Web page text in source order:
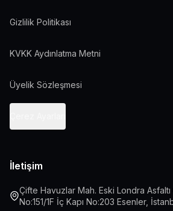
Gizlilik Politikası
KVKK Aydınlatma Metni
Üyelik Sözleşmesi
İletişim
Çifte Havuzlar Mah. Eski Londra
No:151/1F İç Kapı No:203 Esenler,